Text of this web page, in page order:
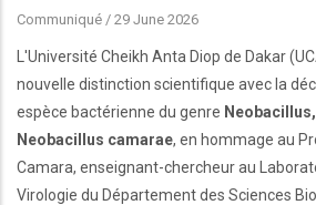
Communiqué / 29 June 2026
L'Université Cheikh Anta Diop de Dakar
nouvelle distinction scientifique avec la
espèce bactérienne du genre
Neobacillus camarae, en hommage au
Camara, enseignant-chercheur au
Virologie du Département des Sciences